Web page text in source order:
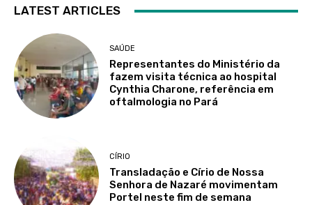
LATEST ARTICLES
SAÚDE
Representantes do Ministério da
fazem visita técnica ao hospital
Cynthia Charone, referência em
oftalmologia no Pará
CÍRIO
Transladação e Círio de Nossa
Senhora de Nazaré movimentam
Portel neste fim de semana